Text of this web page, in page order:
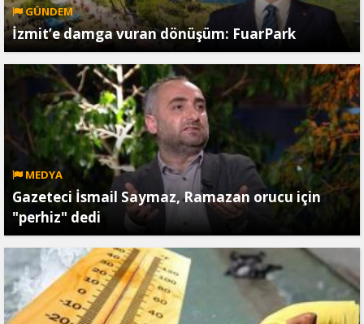
GÜNDEM
İzmit’e damga vuran dönüşüm: FuarPark
MEDYA
Gazeteci İsmail Saymaz, Ramazan orucu için
"perhiz" dedi